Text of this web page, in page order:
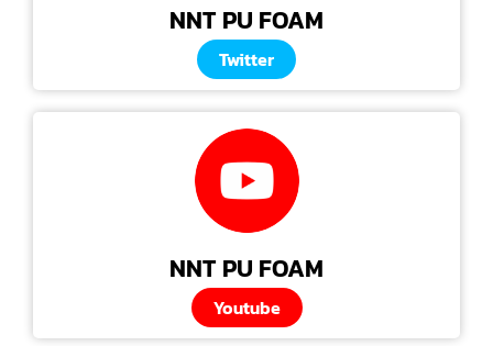
NNT PU FOAM
Twitter
NNT PU FOAM
Youtube